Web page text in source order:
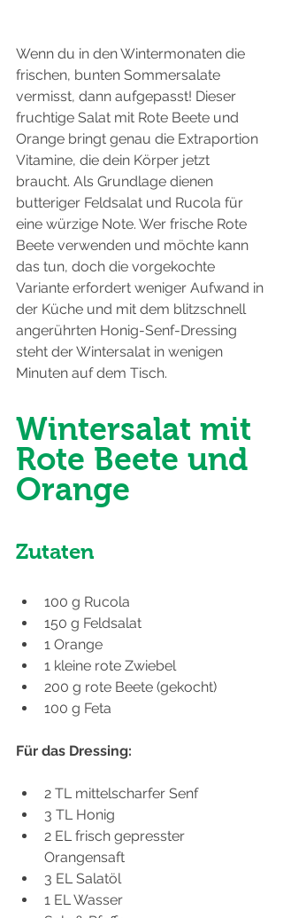
Wenn du in den Wintermonaten die
frischen, bunten Sommersalate
vermisst, dann aufgepasst! Dieser
fruchtige Salat mit Rote Beete und
Orange bringt genau die Extraportion
Vitamine, die dein Körper jetzt
braucht. Als Grundlage dienen
butteriger Feldsalat und Rucola für
eine würzige Note. Wer frische Rote
Beete verwenden und möchte kann
das tun, doch die vorgekochte
Variante erfordert weniger Aufwand in
der Küche und mit dem blitzschnell
angerührten Honig-Senf-Dressing
steht der Wintersalat in wenigen
Minuten auf dem Tisch.
Wintersalat mit
Rote Beete und
Orange
Zutaten
100 g Rucola
150 g Feldsalat
1 Orange
1 kleine rote Zwiebel
200 g rote Beete (gekocht)
100 g Feta
Für das Dressing:
2 TL mittelscharfer Senf
3 TL Honig
2 EL frisch gepresster
Orangensaft
3 EL Salatöl
1 EL Wasser